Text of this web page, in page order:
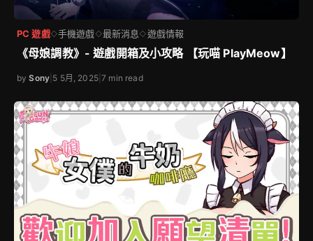
PC 遊戲◇手機遊戲◇最新消息◇遊戲情報
《母娘調教》- 遊戲開箱及小攻略 【玩喵 PlayMeow】
bySony 5 5月, 2025|7 min read